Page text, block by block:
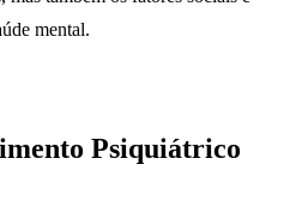
mental.
Psiquiátrico